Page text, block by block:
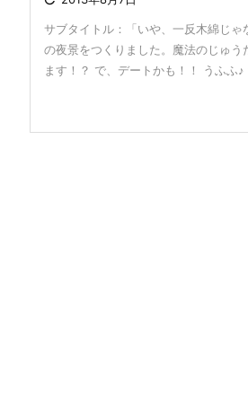
サブタイトル：「いや、一反木綿じ
の夜景をつくりました。魔法のじゅ
ます！？ で、デートかも！！ うふふ